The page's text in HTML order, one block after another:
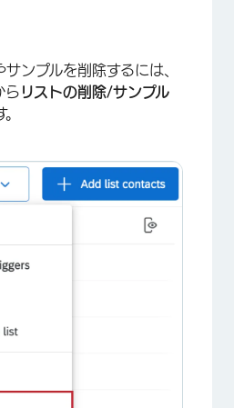
サンプルを削除するには、
ら リストの削除/サンプル